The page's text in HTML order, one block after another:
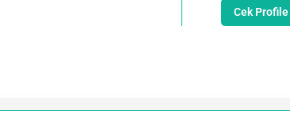
Cek Profile